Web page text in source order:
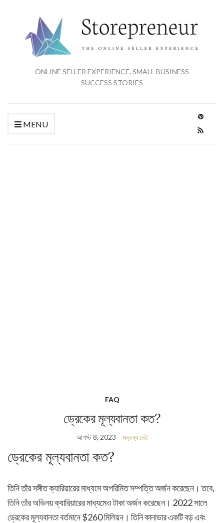
ONLINE SELLER EXPERIENCE, SMALL BUSINESS
SUCCESS STORIES
MENU
FAQ
ড্রেকের মূল্যবানতা কত?
আগস্ট 8, 2023 মন্তব্য নেই
ড্রেকের মূল্যবানতা কত?
তিনি তাঁর সঙ্গীত ক্যারিয়ারের মাধ্যমে অপরিমিত সম্পত্তি অর্জন করেছেন। তবে,
তিনি তাঁর অভিনয় ক্যারিয়ারের মাধ্যমেও টাকা অর্জন করেছেন। 2022 সালে
ড্রেকের মূল্যবানতা বর্তমানে $260 মিলিয়ন। তিনি কানাডার একটি বড় এবং